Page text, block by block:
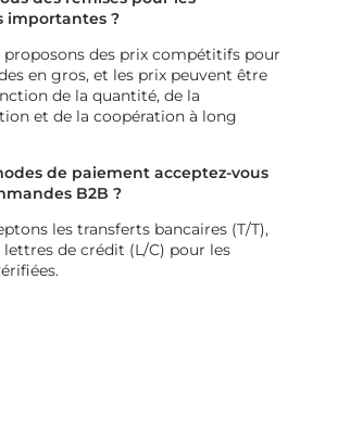
importantes ?
proposons des prix compétitifs pour
en gros, et les prix peuvent être
de la quantité, de la
et de la coopération à long
de paiement acceptez-vous
B2B ?
les transferts bancaires (T/T),
lettres de crédit (L/C) pour les